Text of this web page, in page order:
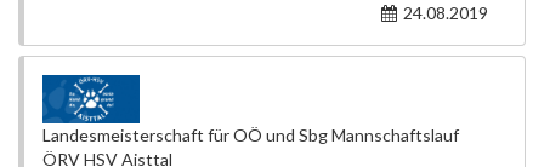
24.08.2019
Landesmeisterschaft für OÖ und Sbg Mannschaftslauf
ÖRV HSV Aisttal